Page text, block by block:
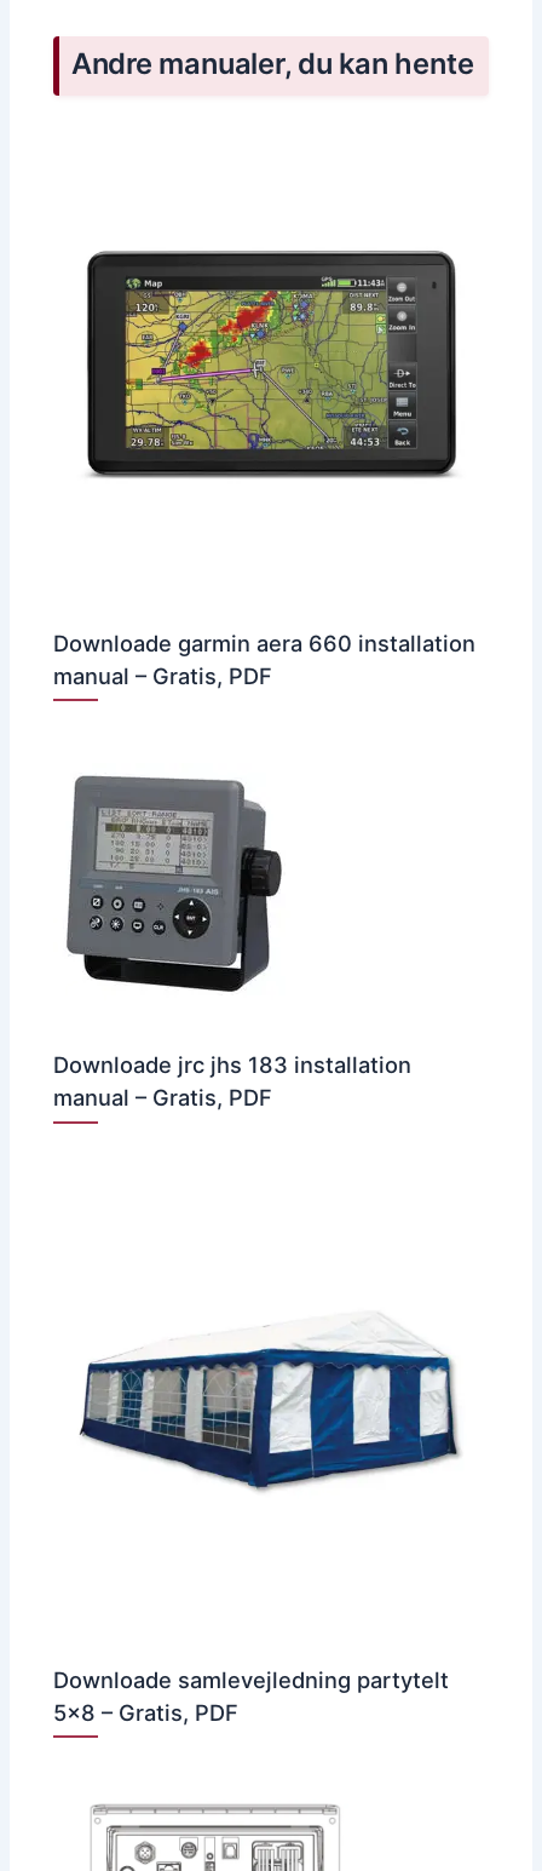
Andre manualer, du kan hente
Downloade garmin aera 660 installation
manual – Gratis, PDF
Downloade jrc jhs 183 installation
manual – Gratis, PDF
Downloade samlevejledning partytelt
5×8 – Gratis, PDF